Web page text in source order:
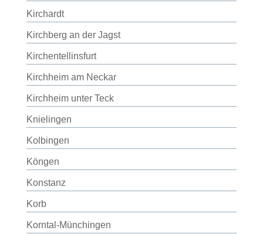
Kirchardt
Kirchberg an der Jagst
Kirchentellinsfurt
Kirchheim am Neckar
Kirchheim unter Teck
Knielingen
Kolbingen
Köngen
Konstanz
Korb
Korntal-Münchingen